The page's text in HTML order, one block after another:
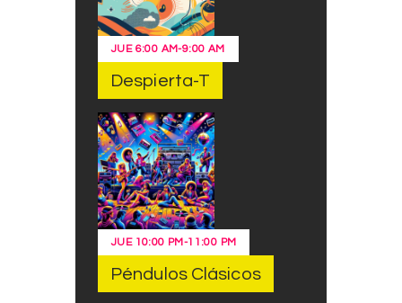
JUE 6:00 AM-9:00 AM
Despierta-T
JUE 10:00 PM -11:00 PM
Péndulos Clásicos